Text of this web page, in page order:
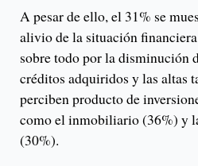
A pesar de ello, el 31% se
alivio de la situación
sobre todo por la disminución
créditos adquiridos y las altas
perciben producto de
como el inmobiliario (36%) y
(30%).